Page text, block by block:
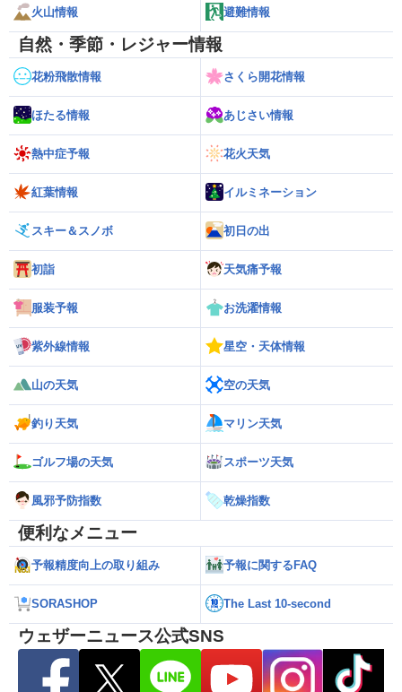
火山情報 避難情報
自然・季節・レジャー情報
花粉飛散情報 さくら開花情報
ほたる情報 あじさい情報
熱中症予報 花火天気
紅葉情報 イルミネーション
スキー＆スノボ 初日の出
初詣 天気痛予報
服装予報 お洗濯情報
紫外線情報 星空・天体情報
山の天気 空の天気
釣り天気 マリン天気
ゴルフ場の天気 スポーツ天気
風邪予防指数 乾燥指数
便利なメニュー
予報精度向上の取り組み 予報に関するFAQ
SORASHOP The Last 10-second
ウェザーニュース公式SNS